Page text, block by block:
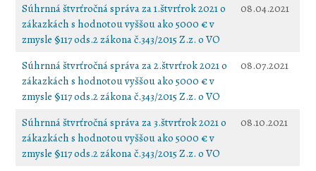
Súhrnná štvrťročná správa za 1.štvrťrok 2021 o
zákazkách s hodnotou vyššou ako 5000 € v
zmysle §117 ods.2 zákona č.343/2015 Z.z. o VO
08.04.2021
Súhrnná štvrťročná správa za 2.štvrťrok 2021 o
zákazkách s hodnotou vyššou ako 5000 € v
zmysle §117 ods.2 zákona č.343/2015 Z.z. o VO
08.07.2021
Súhrnná štvrťročná správa za 3.štvrťrok 2021 o
zákazkách s hodnotou vyššou ako 5000 € v
zmysle §117 ods.2 zákona č.343/2015 Z.z. o VO
08.10.2021